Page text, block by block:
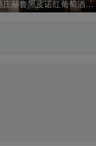
冰川酒庄赫鲁黑皮诺红葡萄酒Ventisquero Heru Pinot Noir 2018